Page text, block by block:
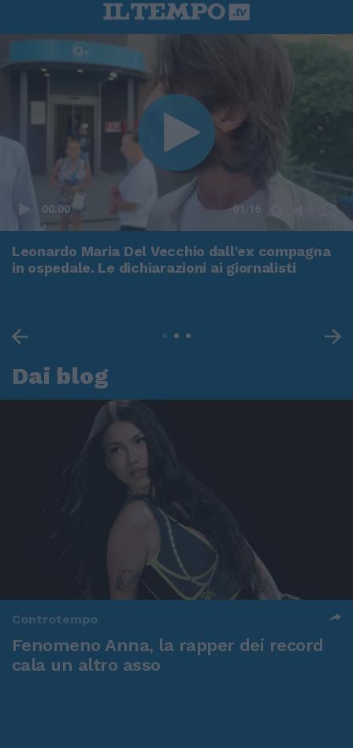
00:00 01:16
Leonardo Maria Del Vecchio dall'ex compagna
in ospedale. Le dichiarazioni ai giornalisti
Dai blog
Controtempo
Fenomeno Anna, la rapper dei record
cala un altro asso